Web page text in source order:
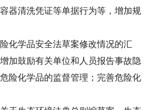
器清洗凭证等单据行为等，增加规
学品安全法草案修改情况的汇
加鼓励有关单位和人员报告事故隐
险化学品的监督管理；完善危险化